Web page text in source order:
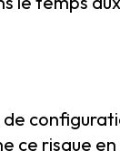
ce risque